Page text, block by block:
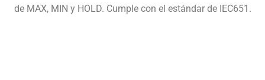
de MAX, MIN y HOLD. Cumple con el estándar de IEC651.